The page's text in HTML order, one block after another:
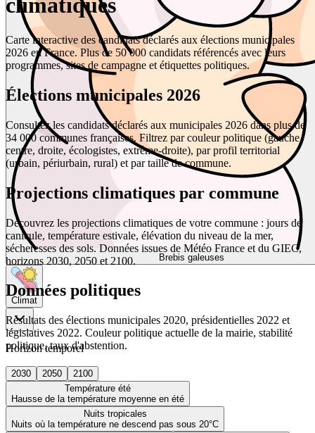
Brebis galeuses
Climat
Horizon temporel
2030 2050
2100
Température été
Hausse de la température moyenne en été
Nuits tropicales
Nuits où la température ne descend pas sous 20°C
climatiques
Carte interactive des candidats déclarés aux élections municipales
2026 en France. Plus de 50 000 candidats référencés avec leurs
programmes, sites de campagne et étiquettes politiques.
Élections municipales 2026
Consultez les candidats déclarés aux municipales 2026 dans plus de
34 000 communes françaises. Filtrez par couleur politique (gauche,
centre, droite, écologistes, extrême-droite), par profil territorial
(urbain, périurbain, rural) et par taille de commune.
Projections climatiques par commune
Découvrez les projections climatiques de votre commune : jours de
canicule, température estivale, élévation du niveau de la mer,
sécheresses des sols. Données issues de Météo France et du GIEC,
horizons 2030, 2050 et 2100.
Données politiques
Résultats des élections municipales 2020, présidentielles 2022 et
législatives 2022. Couleur politique actuelle de la mairie, stabilité
politique, taux d'abstention.